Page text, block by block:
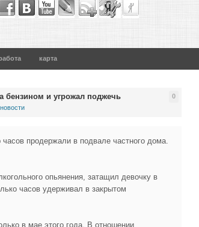
карта
бензином и угрожал поджечь 0
продержали в подвале частного дома.
опьянения, затащил девочку в
часов удерживал в закрытом
в мае этого года. В отношении